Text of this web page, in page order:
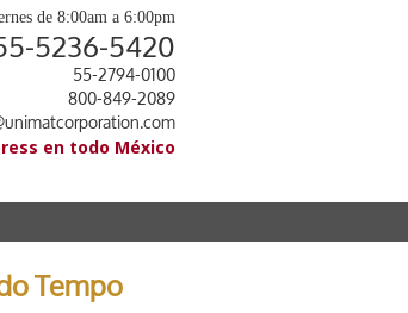
de 8:00am a 6:00pm
5236-5420
55-2794-0100
800-849-2089
en todo México
Tempo